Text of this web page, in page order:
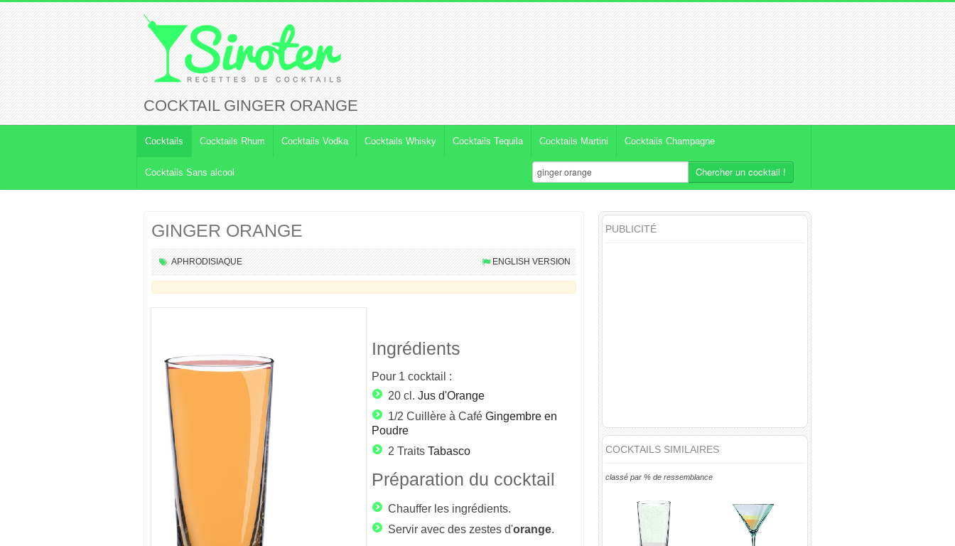
COCKTAIL GINGER ORANGE
Cocktails Cocktails Rhum Cocktails Vodka Cocktails Whisky Cocktails Tequila Cocktails Martini Cocktails Champagne
Cocktails Sans alcool Chercher un cocktail !
GINGER ORANGE
APHRODISIAQUE ENGLISH VERSION
Ingrédients
Pour 1 cocktail :
20 cl. Jus d'Orange
1/2 Cuillère à Café Gingembre en
Poudre
2 Traits Tabasco
Préparation du cocktail
Chauffer les ingrédients.
Servir avec des zestes d'orange.
PUBLICITÉ
COCKTAILS SIMILAIRES
classé par % de ressemblance